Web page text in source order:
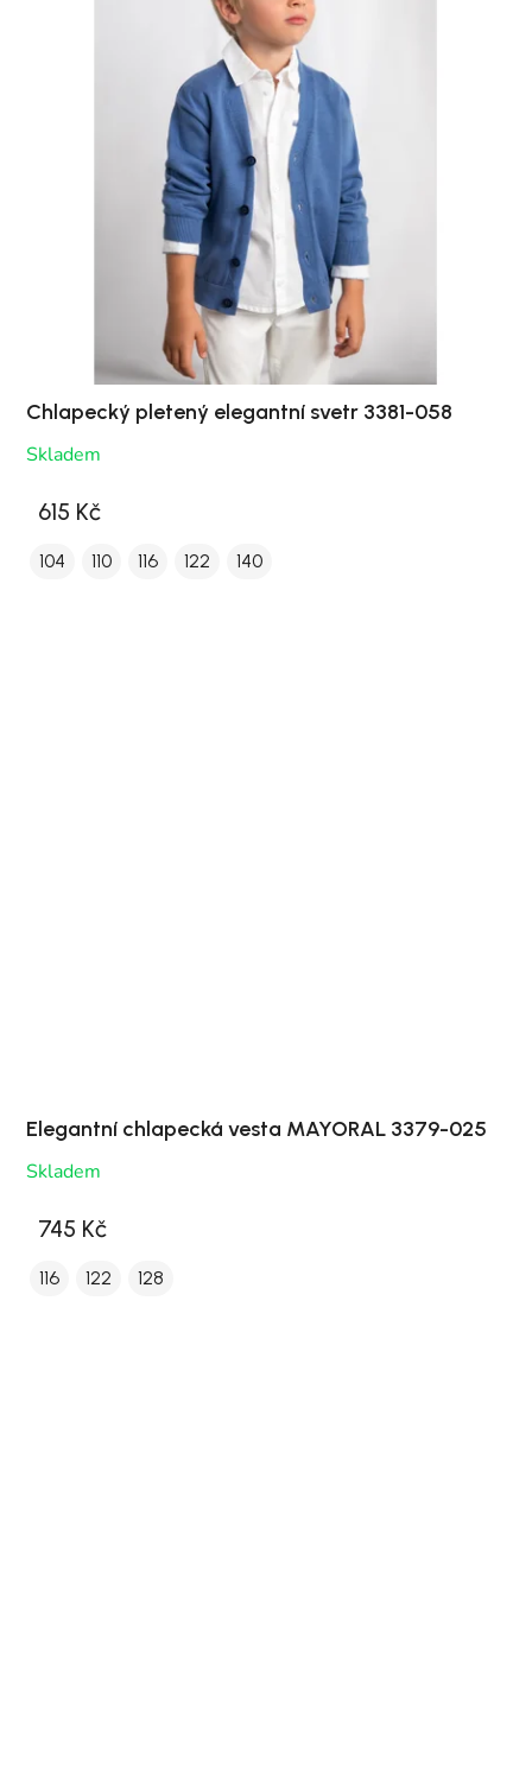
Chlapecký pletený elegantní svetr 3381-058
Skladem
615 Kč
104 110 116 122 140
Elegantní chlapecká vesta MAYORAL 3379-025
Skladem
745 Kč
116 122 128